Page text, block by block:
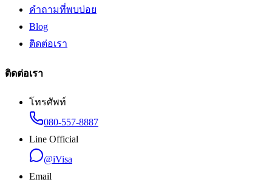
คำถามที่พบบ่อย
Blog
ติดต่อเรา
ติดต่อเรา
โทรศัพท์
080-557-8887
Line Official
@iVisa
Email